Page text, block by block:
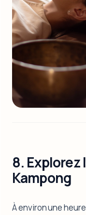
8. Explorez
Kampong
À environ une